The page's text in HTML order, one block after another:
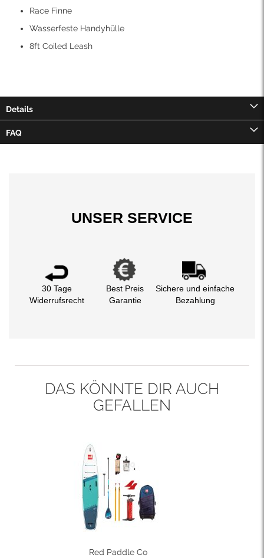
Race Finne
Wasserfeste Handyhülle
8ft Coiled Leash
Details
FAQ
UNSER SERVICE
30 Tage
Widerrufsrecht
Best Preis
Garantie
Sichere und einfache
Bezahlung
DAS KÖNNTE DIR AUCH
GEFALLEN
Red Paddle Co